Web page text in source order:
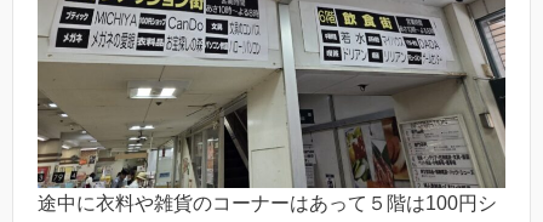
途中に衣料や雑貨のコーナーはあって５階は100円シ